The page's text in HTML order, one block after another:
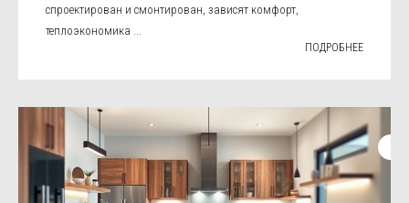
спроектирован и смонтирован, зависят комфорт,
теплоэкономика ...
ПОДРОБНЕЕ